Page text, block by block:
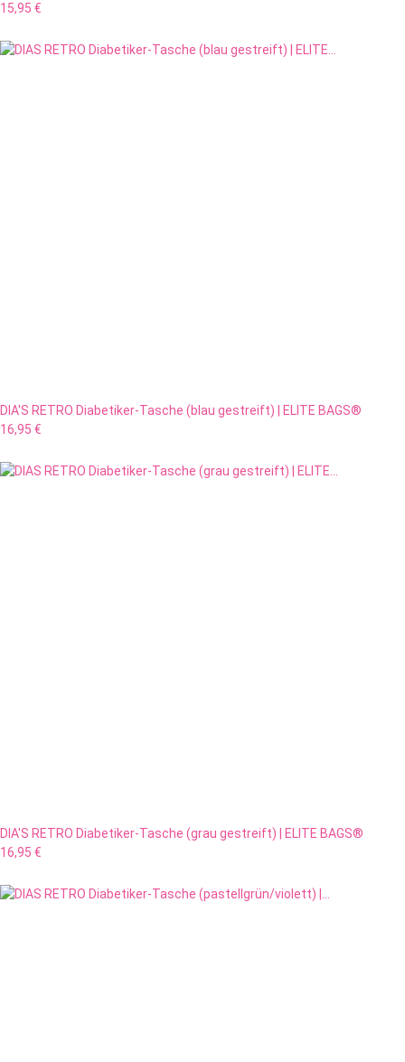
15,95 €
DIA'S RETRO Diabetiker-Tasche (blau gestreift) | ELITE BAGS®
16,95 €
DIA'S RETRO Diabetiker-Tasche (grau gestreift) | ELITE BAGS®
16,95 €